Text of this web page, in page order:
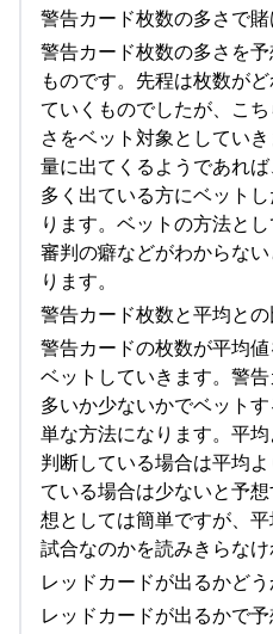
警告カード枚数の多さで賭
警告カード枚数の多さを
ものです。先程は枚数が
ていくものでしたが、こ
さをベット対象としてい
量に出てくるようであれ
多く出ている方にベット
ります。ベットの方法と
審判の癖などがわからな
ります。
警告カード枚数と平均と
警告カードの枚数が平均
ベットしていきます。警
多いか少ないかでベット
単な方法になります。平
判断している場合は平均
ている場合は少ないと予
想としては簡単ですが、
試合なのかを読みきらなけ
レッドカードが出るかど
レッドカードが出るかで予